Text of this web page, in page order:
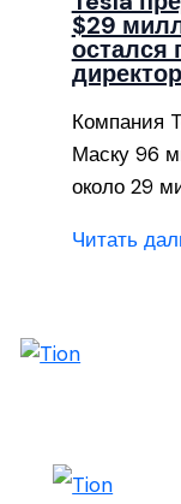
$29
остался
Компания
Маску 96
около 29
Читать